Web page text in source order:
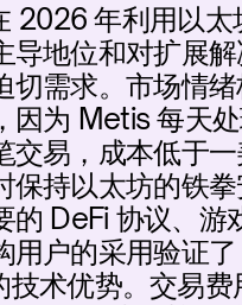
2026 年利用以太
导地位和对扩展
切需求。市场情绪
因为 Metis 每天
交易，成本低于
保持以太坊的铁
的 DeFi 协议、游
用户的采用验证了
术优势。交易费